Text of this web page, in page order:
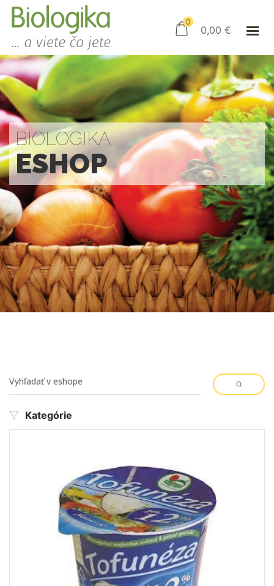
ESHOP
AKO NAKUPOVAŤ
KAMENNÝ OBCHOD
KONTAKT
0
0,00 €
PRIHLÁSENIE
BIOLOGIKA
ESHOP
Kategórie